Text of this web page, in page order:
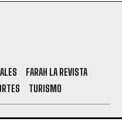
FARAH LA REVISTA
TURISMO